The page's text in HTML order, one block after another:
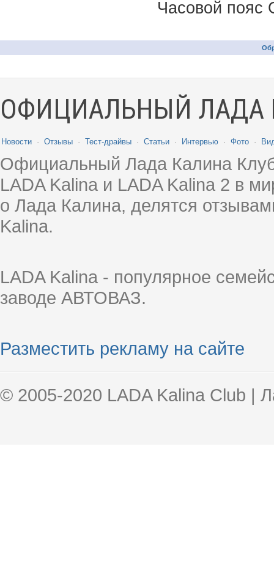
Часовой пояс
ОФИЦИАЛЬНЫЙ ЛАДА
Новости · Отзывы · Тест-драйвы · Статьи · Интервью · Фото ·
Официальный Лада Калина
LADA Kalina и LADA Kalina 2 в
о Лада Калина, делятся
Kalina.
LADA Kalina - популярное
заводе АВТОВАЗ.
Разместить рекламу на сайте
© 2005-2020 LADA Kalina Club |